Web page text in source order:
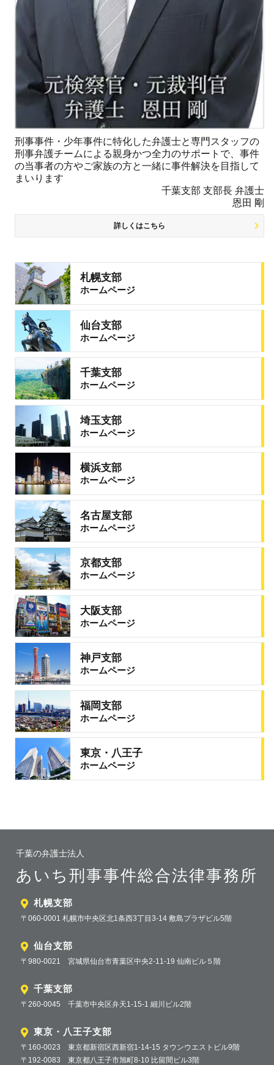
刑事事件・少年事件に特化した弁護士と専門スタッフの
刑事弁護チームによる親身かつ全力のサポートで、事件
の当事者の方やご家族の方と一緒に事件解決を目指して
まいります
千葉支部 支部長 弁護士
恩田 剛
詳しくはこちら
札幌支部
ホームページ
仙台支部
ホームページ
千葉支部
ホームページ
埼玉支部
ホームページ
横浜支部
ホームページ
名古屋支部
ホームページ
京都支部
ホームページ
大阪支部
ホームページ
神戸支部
ホームページ
福岡支部
ホームページ
東京・八王子
ホームページ
千葉の弁護士法人
あいち刑事事件総合法律事務所
札幌支部
〒060-0001 札幌市中央区北1条西3丁目3-14 敷島プラザビル5階
仙台支部
〒980-0021 宮城県仙台市青葉区中央2-11-19 仙南ビル５階
千葉支部
〒260-0045 千葉市中央区弁天1-15-1 細川ビル2階
東京・八王子支部
〒160-0023 東京都新宿区西新宿1-14-15 タウンウエストビル9階
〒192-0083 東京都八王子市旭町8-10 比留間ビル3階